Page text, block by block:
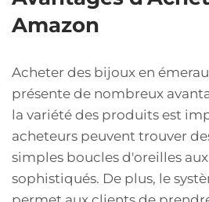
Amazon
Acheter des bijoux en
présente de nombreux
la variété des produits est
acheteurs peuvent trouver
simples boucles d'oreilles
sophistiqués. De plus, le